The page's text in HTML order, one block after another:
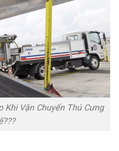
Khi Vận Chuyển Thú Cưng